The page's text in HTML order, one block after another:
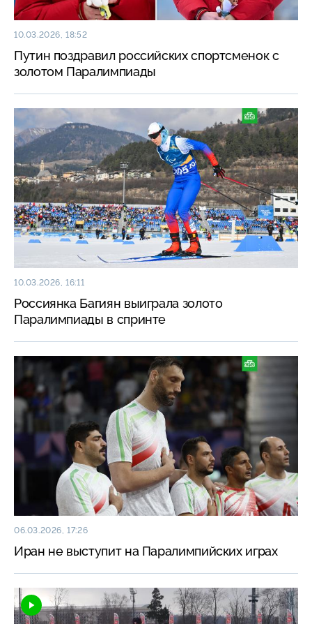
10.03.2026, 18:52
Путин поздравил российских спортсменок с
золотом Паралимпиады
10.03.2026, 16:11
Россиянка Багиян выиграла золото
Паралимпиады в спринте
06.03.2026, 17:26
Иран не выступит на Паралимпийских играх